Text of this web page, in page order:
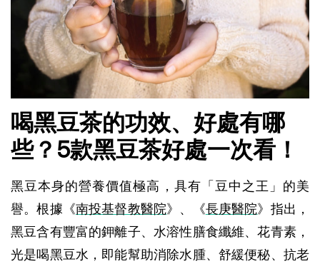
喝黑豆茶的功效、好處有哪
些？5款黑豆茶好處一次看！
黑豆本身的營養價值極高，具有「豆中之王」的美
譽。根據《南投基督教醫院》、《長庚醫院》指出，
黑豆含有豐富的鉀離子、水溶性膳食纖維、花青素，
光是喝黑豆水，即能幫助消除水腫、舒緩便秘、抗老